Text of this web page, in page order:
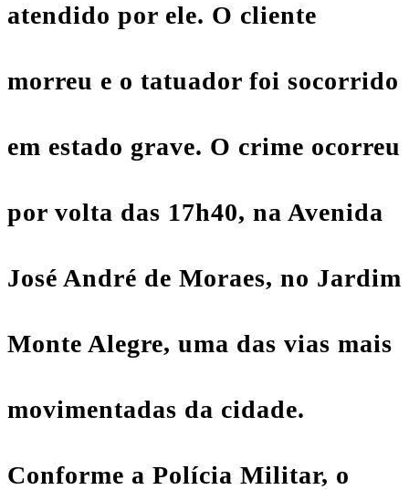
atendido por ele. O cliente
morreu e o tatuador foi socorrido
em estado grave. O crime ocorreu
por volta das 17h40, na Avenida
José André de Moraes, no Jardim
Monte Alegre, uma das vias mais
movimentadas da cidade.
Conforme a Polícia Militar, o